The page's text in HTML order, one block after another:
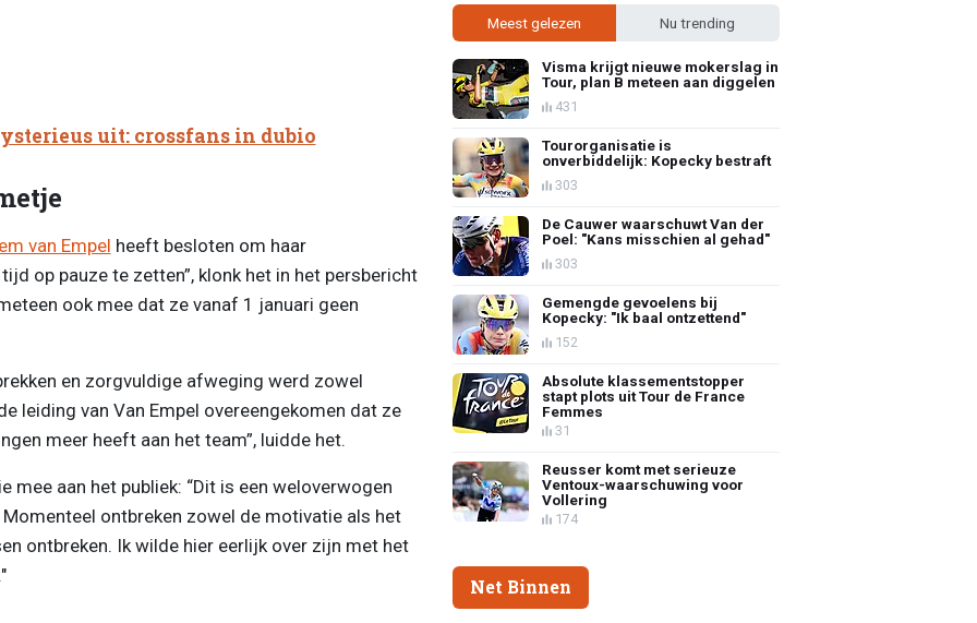
uit: crossfans in dubio
van Empel heeft besloten om haar
op pauze te zetten”, klonk het in het persbericht
ook mee dat ze vanaf 1 januari geen
en zorgvuldige afweging werd zowel
leiding van Van Empel overeengekomen dat ze
meer heeft aan het team”, luidde het.
mee aan het publiek: “Dit is een weloverwogen
ontbreken zowel de motivatie als het
ontbreken. Ik wilde hier eerlijk over zijn met het
Meest gelezen Nu trending
Visma krijgt nieuwe mokerslag in
Tour, plan B meteen aan diggelen
431
Tourorganisatie is
onverbiddelijk: Kopecky bestraft
303
De Cauwer waarschuwt Van der
Poel: "Kans misschien al gehad"
303
Gemengde gevoelens bij
Kopecky: "Ik baal ontzettend"
152
Absolute klassementstopper
stapt plots uit Tour de France
Femmes
31
Reusser komt met serieuze
Ventoux-waarschuwing voor
Vollering
174
Net Binnen